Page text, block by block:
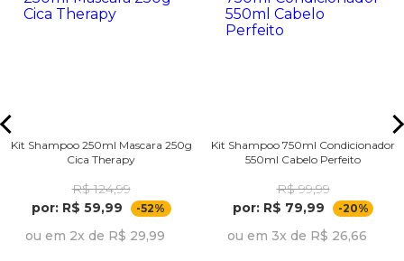
Kit Shampoo 250ml Mascara 250g
Cica Therapy
R$ 124,99
por: R$ 59,99
-52%
ou em 2x de R$ 29,99
Kit Shampoo 750ml Condicionador
550ml Cabelo Perfeito
R$ 99,99
por: R$ 79,99
-20%
ou em 3x de R$ 26,66